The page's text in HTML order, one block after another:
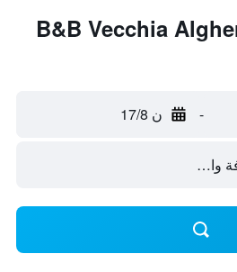
- ن 17/8